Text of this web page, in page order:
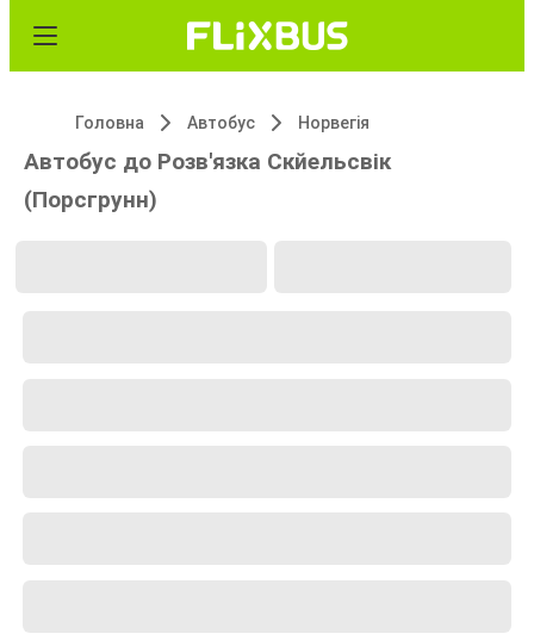
Головна Автобус Норвегія
Автобус до Розв'язка Скйельсвік
(Порсгрунн)